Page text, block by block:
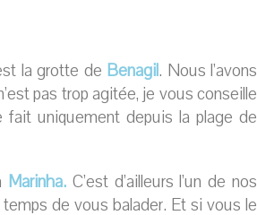
la grotte de Benagil. Nous l’avons
pas trop agitée, je vous conseille
uniquement depuis la plage de
Marinha. C’est d’ailleurs l’un de nos
de vous balader. Et si vous le